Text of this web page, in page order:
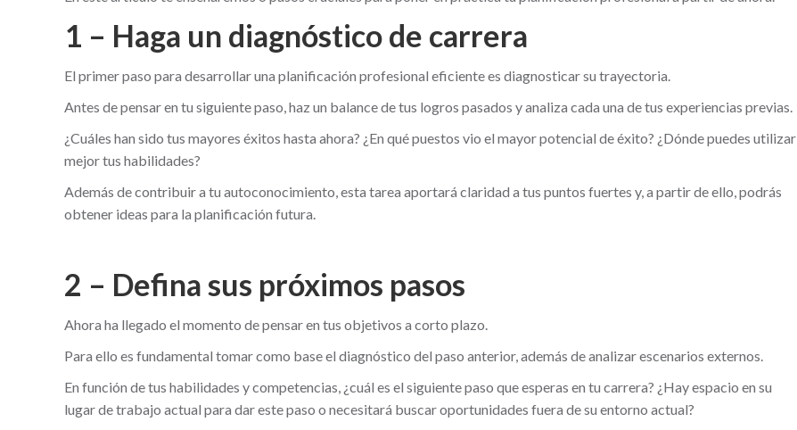
1 – Haga un diagnóstico de carrera
El primer paso para desarrollar una planificación profesional eficiente es diagnosticar su trayectoria.
Antes de pensar en tu siguiente paso, haz un balance de tus logros pasados y analiza cada una de tus experiencias previas.
¿Cuáles han sido tus mayores éxitos hasta ahora? ¿En qué puestos vio el mayor potencial de éxito? ¿Dónde puedes utilizar
mejor tus habilidades?
Además de contribuir a tu autoconocimiento, esta tarea aportará claridad a tus puntos fuertes y, a partir de ello, podrás
obtener ideas para la planificación futura.
2 – Defina sus próximos pasos
Ahora ha llegado el momento de pensar en tus objetivos a corto plazo.
Para ello es fundamental tomar como base el diagnóstico del paso anterior, además de analizar escenarios externos.
En función de tus habilidades y competencias, ¿cuál es el siguiente paso que esperas en tu carrera? ¿Hay espacio en su
lugar de trabajo actual para dar este paso o necesitará buscar oportunidades fuera de su entorno actual?